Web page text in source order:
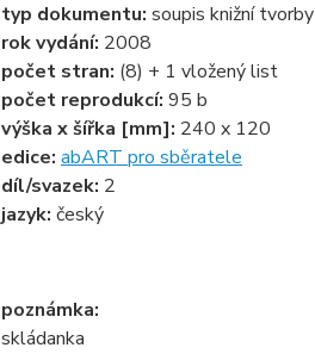
typ dokumentu: soupis knižní tvorby
rok vydání: 2008
počet stran: (8) + 1 vložený list
počet reprodukcí: 95 b
výška x šířka [mm]: 240 x 120
edice: abART pro sběratele
díl/svazek: 2
jazyk: český
poznámka:
skládanka